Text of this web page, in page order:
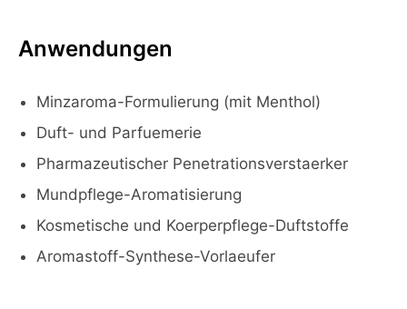
Anwendungen
Minzaroma-Formulierung (mit Menthol)
Duft- und Parfuemerie
Pharmazeutischer Penetrationsverstaerker
Mundpflege-Aromatisierung
Kosmetische und Koerperpflege-Duftstoffe
Aromastoff-Synthese-Vorlaeufer